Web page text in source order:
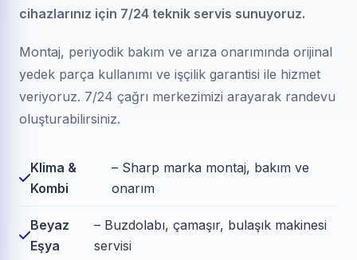
cihazlarınız için 7/24 teknik servis sunuyoruz.
Montaj, periyodik bakım ve arıza onarımında orijinal
yedek parça kullanımı ve işçilik garantisi ile hizmet
veriyoruz. 7/24 çağrı merkezimizi arayarak randevu
oluşturabilirsiniz.
Klima &
Kombi
– Sharp marka montaj, bakım ve
onarım
Beyaz
Eşya
– Buzdolabı, çamaşır, bulaşık makinesi
servisi